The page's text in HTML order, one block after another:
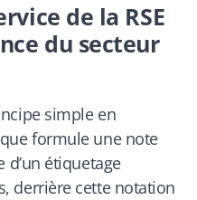
de la RSE
du secteur
simple en
formule une note
d’un étiquetage
derrière cette notation